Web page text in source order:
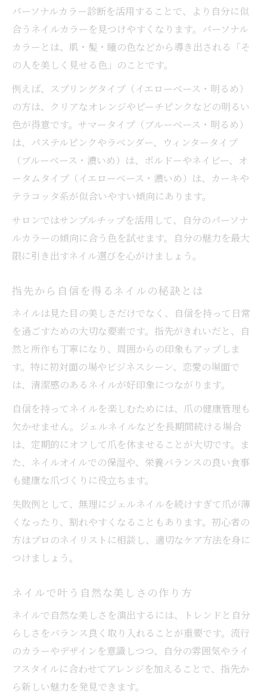
パーソナルカラー診断を活用することで、より自分に似
合うネイルカラーを見つけやすくなります。パーソナル
カラーとは、肌・髪・瞳の色などから導き出される「そ
の人を美しく見せる色」のことです。
例えば、スプリングタイプ（イエローベース・明るめ）
の方は、クリアなオレンジやピーチピンクなどの明るい
色が得意です。サマータイプ（ブルーベース・明るめ）
は、パステルピンクやラベンダー、ウィンタータイプ
（ブルーベース・濃いめ）は、ボルドーやネイビー、オ
ータムタイプ（イエローベース・濃いめ）は、カーキや
テラコッタ系が似合いやすい傾向にあります。
サロンではサンプルチップを活用して、自分のパーソナ
ルカラーの傾向に合う色を試せます。自分の魅力を最大
限に引き出すネイル選びを心がけましょう。
指先から自信を得るネイルの秘訣とは
ネイルは見た目の美しさだけでなく、自信を持って日常
を過ごすための大切な要素です。指先がきれいだと、自
然と所作も丁寧になり、周囲からの印象もアップしま
す。特に初対面の場やビジネスシーン、恋愛の場面で
は、清潔感のあるネイルが好印象につながります。
自信を持ってネイルを楽しむためには、爪の健康管理も
欠かせません。ジェルネイルなどを長期間続ける場合
は、定期的にオフして爪を休ませることが大切です。ま
た、ネイルオイルでの保湿や、栄養バランスの良い食事
も健康な爪づくりに役立ちます。
失敗例として、無理にジェルネイルを続けすぎて爪が薄
くなったり、割れやすくなることもあります。初心者の
方はプロのネイリストに相談し、適切なケア方法を身に
つけましょう。
ネイルで叶う自然な美しさの作り方
ネイルで自然な美しさを演出するには、トレンドと自分
らしさをバランス良く取り入れることが重要です。流行
のカラーやデザインを意識しつつ、自分の雰囲気やライ
フスタイルに合わせてアレンジを加えることで、指先か
ら新しい魅力を発見できます。